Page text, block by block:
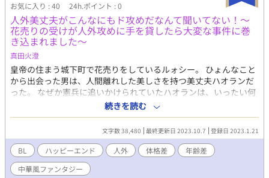
お気に入り : 40 24h.ポイント : 0
人外美丈夫がこんなにもド攻めだなんて聞いてない！～
花売りの受けが人外攻めに手を貸したら大変な事件に巻
き込まれました～
真田火澄
皇帝の住まう城下町で花売りをしているルォシー。 ひょんなこと
から出会った男は、人間離れした美しさを持つ美丈夫ハオランだ
った。 なぜか憲兵に追いかけられていたハオランは、いったい何
者なのか？ ベッドが一台しかないから仕方なく添い寝している
が、落ちないよう抱き寄せてくるし、掛布も八割分けてくれる
し、花籠には変な魔法をかけてくるし本当になんなんだ！！ 顔と
体格が良すぎて心臓ももたない！！ 人外美丈夫攻め×花売り童顔
受け ※R-18シーンを含む話にはタイトルに「☆」をつけていま
す。 ※更新不定期 ※他サイト（小説家になろう、カクヨム）にも
掲載しています。
続きを読む
文字数 38,480 最終更新日 2023.10.7 登録日 2023.1.21
BL ハッピーエンド 人外 体格差
年齢差
中華風ファンタジー